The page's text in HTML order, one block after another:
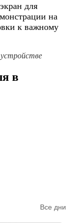
для
на
к важному
в
Все дни